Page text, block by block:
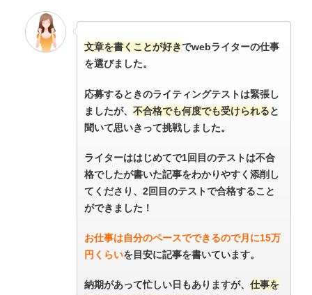
文章を書くことが好きでwebライターの仕事
を選びました。
応募するときのライティングテストは緊張し
ましたが、 不合格でも何度でも受けられると
聞いて思いきって挑戦しました。
ライターははじめてで1回目のテストは不合
格でしたが書いた記事をわかりやすく添削し
てくださり、2回目のテストで合格すること
ができました！
お仕事は自分のペースでできるので月に15万
円くらいを目安に記事を書いています。
納期があって忙しい日もありますが、 仕事を